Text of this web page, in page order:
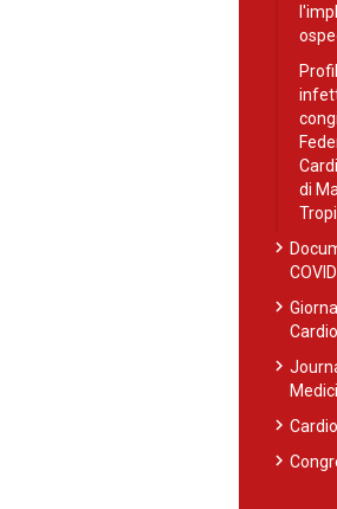
di
chevron_right
chevron_right
chevron_right
chevron_right
chevron_right